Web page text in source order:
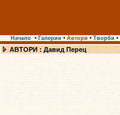
Начало • Галерии • Автори • Творби •
АВТОРИ : Давид Перец